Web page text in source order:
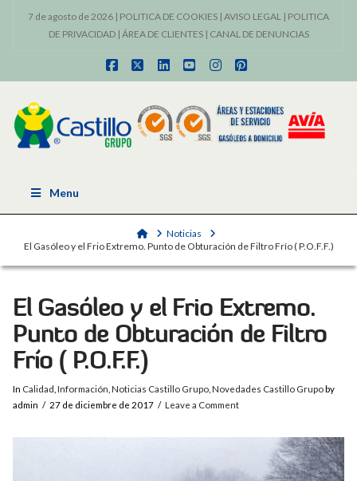
7 de agosto de 2026 | POLITICA DE COOKIES | AVISO LEGAL | POLITICA
DE PRIVACIDAD| ÁREA DE CLIENTES| CANAL DE DENUNCIAS
Facebook
X LinkedInYouTubeInstagram
Pinterest
Menu
HomeNoticias
El Gasóleo y el Frio Extremo. Punto de Obturación de Filtro Frío ( P.O.F.F.)
El Gasóleo y el Frio Extremo.
Punto de Obturación de Filtro
Frío ( P.O.F.F.)
In Calidad Información Noticias Castillo Grupo, Novedades Castillo Grupoby
admin
27 de diciembre de 2017 Leave a Comment